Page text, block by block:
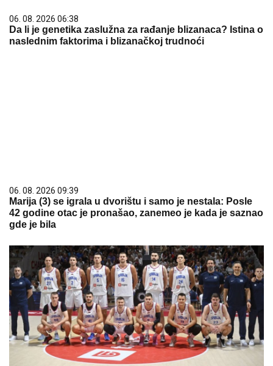
06. 08. 2026 06:38
Da li je genetika zaslužna za rađanje blizanaca? Istina o
naslednim faktorima i blizanačkoj trudnoći
06. 08. 2026 09:39
Marija (3) se igrala u dvorištu i samo je nestala: Posle
42 godine otac je pronašao, zanemeo je kada je saznao
gde je bila